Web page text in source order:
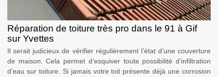
Réparation de toiture très pro dans le 91 à Gif
sur Yvettes
Il serait judicieux de vérifier régulièrement l’état d’une couverture
de maison. Cela permet d’esquiver toute possibilité d’infiltration
d’eau sur toiture. Si jamais votre toit présente déjà une corrosion